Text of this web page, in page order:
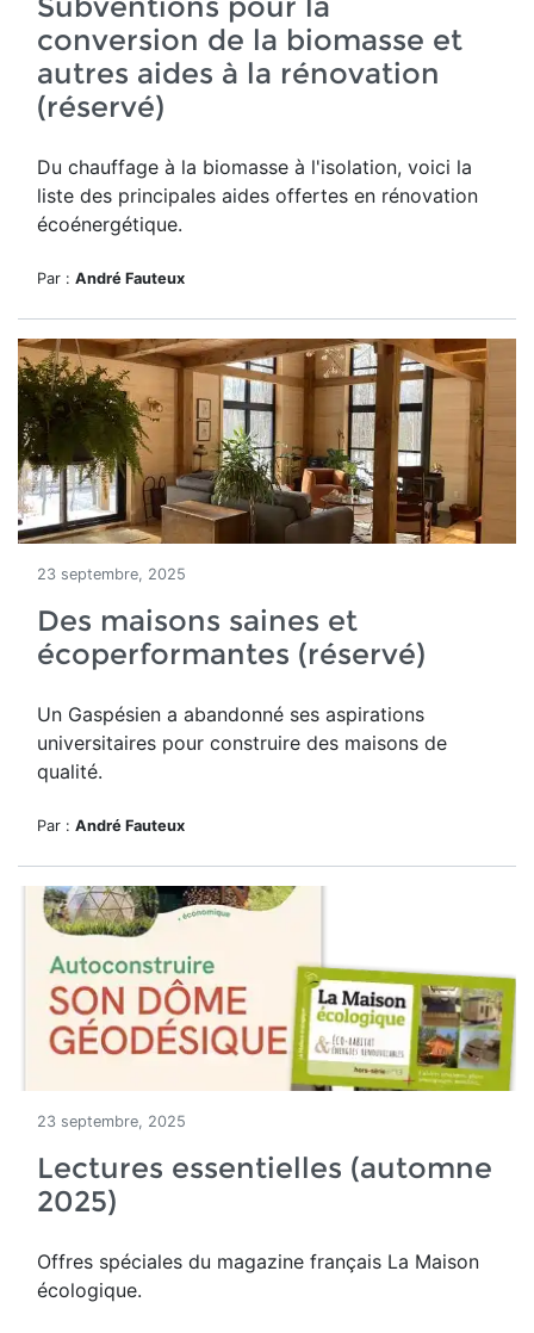
conversion de la biomasse et
autres aides à la rénovation
(réservé)
Du chauffage à la biomasse à l'isolation, voici la
liste des principales aides offertes en rénovation
écoénergétique.
Par : André Fauteux
23 septembre, 2025
Des maisons saines et
écoperformantes (réservé)
Un Gaspésien a abandonné ses aspirations
universitaires pour construire des maisons de
qualité.
Par : André Fauteux
23 septembre, 2025
Lectures essentielles (automne
2025)
Offres spéciales du magazine français La Maison
écologique.